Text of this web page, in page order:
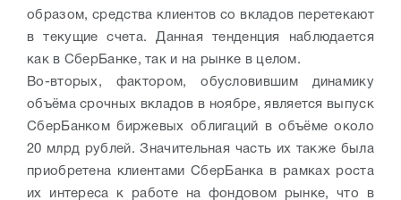
образом, средства клиентов со вкладов перетекают
в текущие счета. Данная тенденция наблюдается
как в СберБанке, так и на рынке в целом.
Во-вторых, фактором, обусловившим динамику
объёма срочных вкладов в ноябре, является выпуск
СберБанком биржевых облигаций в объёме около
20 млрд рублей. Значительная часть их также была
приобретена клиентами СберБанка в рамках роста
их интереса к работе на фондовом рынке, что в